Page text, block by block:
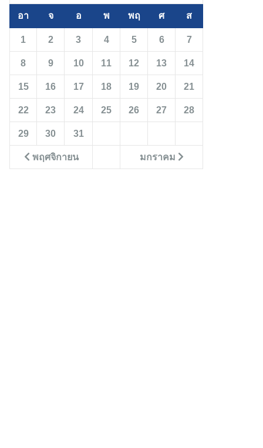
อา จ อ พ พฤ ศ ส
พฤศจิกายน มกราคม
1 2 3 4 5 6 7
8 9 10 11 12 13 14
15 16 17 18 19 20 21
22 23 24 25 26 27 28
29 30 31